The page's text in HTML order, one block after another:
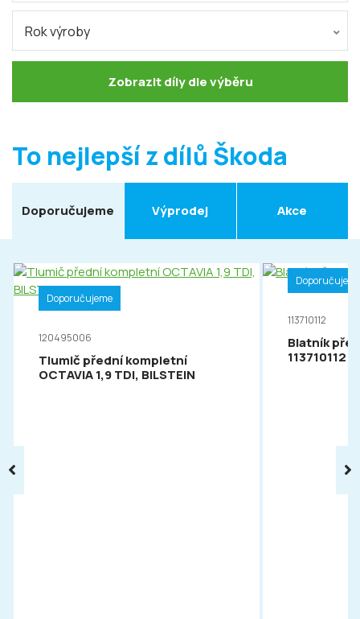
Rok výroby
Zobrazit díly dle výběru
To nejlepší z dílů Škoda
Doporučujeme Výprodej Akce
Doporučujeme
120495006
Tlumič přední kompletní
OCTAVIA 1,9 TDI, BILSTEIN
113710112
Blatník
113710112